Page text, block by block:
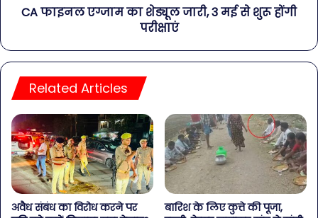
CA फाइनल एग्जाम का शेड्यूल जारी, 3 मई से शुरू होंगी
परीक्षाएं
Related Articles
अवैध संबंध का विरोध करने पर
बारिश के लिए कुत्ते की पूजा,